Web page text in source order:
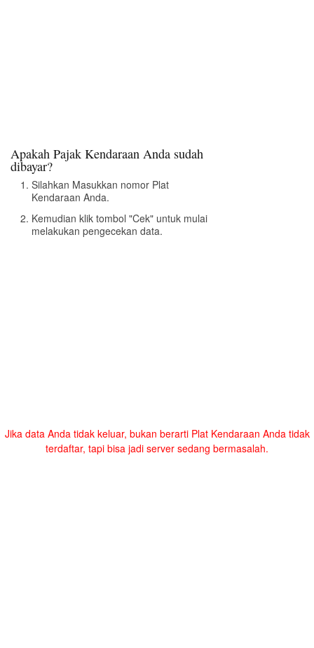
Apakah Pajak Kendaraan Anda sudah
dibayar?
Silahkan Masukkan nomor Plat
Kendaraan Anda.
Kemudian klik tombol "Cek" untuk mulai
melakukan pengecekan data.
Jika data Anda tidak keluar, bukan berarti Plat Kendaraan Anda tidak
terdaftar, tapi bisa jadi server sedang bermasalah.